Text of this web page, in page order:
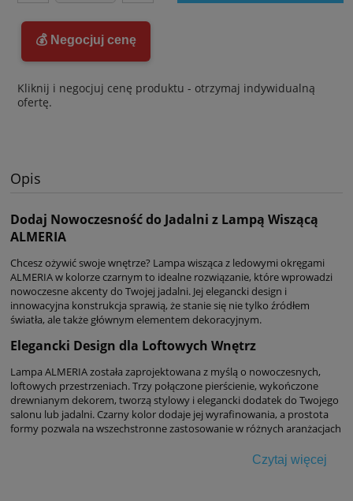
💰 Negocjuj cenę
Kliknij i negocjuj cenę produktu - otrzymaj indywidualną
ofertę.
Opis
Dodaj Nowoczesność do Jadalni z Lampą Wiszącą
ALMERIA
Chcesz ożywić swoje wnętrze? Lampa wisząca z ledowymi okręgami
ALMERIA w kolorze czarnym to idealne rozwiązanie, które wprowadzi
nowoczesne akcenty do Twojej jadalni. Jej elegancki design i
innowacyjna konstrukcja sprawią, że stanie się nie tylko źródłem
światła, ale także głównym elementem dekoracyjnym.
Elegancki Design dla Loftowych Wnętrz
Lampa ALMERIA została zaprojektowana z myślą o nowoczesnych,
loftowych przestrzeniach. Trzy połączone pierścienie, wykończone
drewnianym dekorem, tworzą stylowy i elegancki dodatek do Twojego
salonu lub jadalni. Czarny kolor dodaje jej wyrafinowania, a prostota
formy pozwala na wszechstronne zastosowanie w różnych aranżacjach
Czytaj więcej